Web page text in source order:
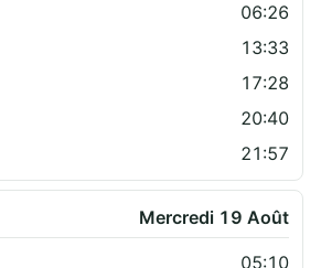
06:26
13:33
17:28
20:40
21:57
Mercredi 19 Août
05:10